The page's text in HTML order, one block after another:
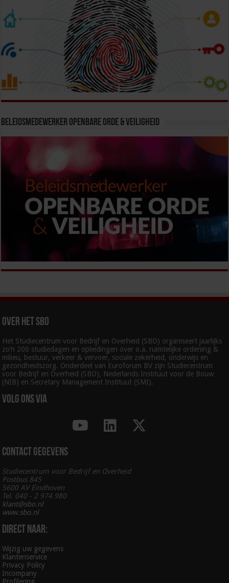
Beleidsmedewerker Openbare Orde & Veiligheid
Over het SBO
Het Studiecentrum voor Bedrijf en Overheid (SBO) organiseert jaarlijks
zo’n 200 studiedagen en opleidingen over o.a. ruimtelijke ordening &
milieu, bestuur, verkeer & vervoer, sociale zekerheid, onderwijs en
gezondheidszorg. Onderdeel van Euroforum BV zijn Studiecentrum
voor Bedrijf en Overheid (SBO), Nederlands Instituut voor de Bouw
(NIB) en Secretary Management Instituut (SMI).
Volg ons via
Contact gegevens
Studiecentrum voor Bedrijf en Overheid
Postbus 845
5600 AV Eindhoven
Tel. 040 - 2 974 980
klant@sbo.nl
www.sbo.nl
Direct naar:
Wijzig uw gegevens
Klantenservice
Privacy Policy
Incompany